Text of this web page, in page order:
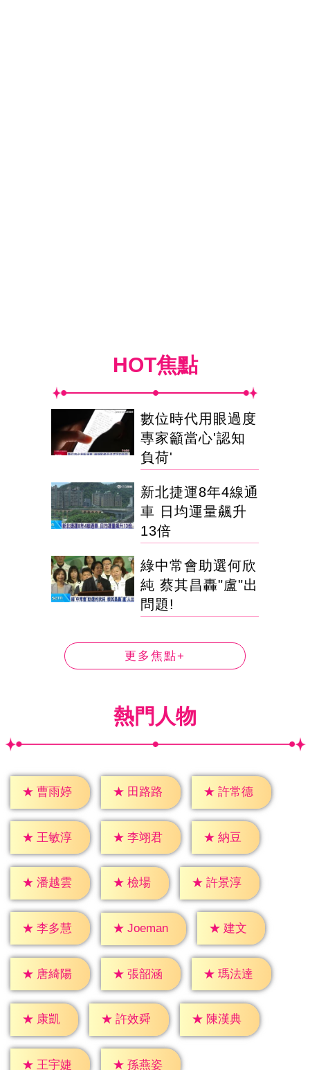
HOT焦點
數位時代用眼過度
專家籲當心'認知
負荷'
新北捷運8年4線通
車 日均運量飆升
13倍
綠中常會助選何欣
純 蔡其昌轟"盧"出
問題!
更多焦點+
熱門人物
★ 曹雨婷 ★ 田路路 ★ 許常德
★ 王敏淳 ★ 李翊君 ★ 納豆
★ 潘越雲 ★ 檢場 ★ 許景淳
★ 李多慧 ★ Joeman ★ 建文
★ 唐綺陽 ★ 張韶涵 ★ 瑪法達
★ 康凱 ★ 許效舜 ★ 陳漢典
★ 王宇婕 ★ 孫燕姿